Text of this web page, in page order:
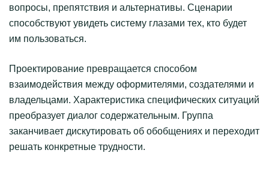
вопросы, препятствия и альтернативы. Сценарии
способствуют увидеть систему глазами тех, кто будет
им пользоваться.
Проектирование превращается способом
взаимодействия между оформителями, создателями и
владельцами. Характеристика специфических ситуаций
преобразует диалог содержательным. Группа
заканчивает дискутировать об обобщениях и переходит
решать конкретные трудности.